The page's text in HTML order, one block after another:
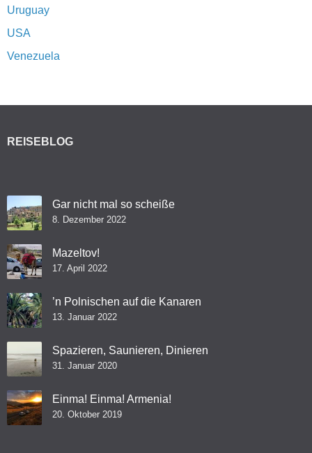
Uruguay
USA
Venezuela
REISEBLOG
Gar nicht mal so scheiße
8. Dezember 2022
Mazeltov!
17. April 2022
’n Polnischen auf die Kanaren
13. Januar 2022
Spazieren, Saunieren, Dinieren
31. Januar 2020
Einma! Einma! Armenia!
20. Oktober 2019